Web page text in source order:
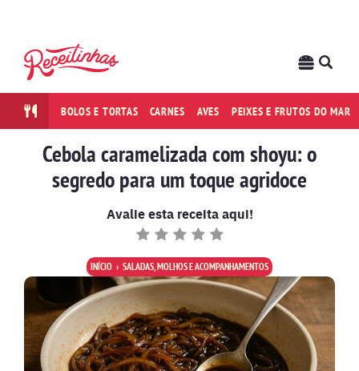
BOLOS E TORTAS CARNES AVES PEIXES E FRUTOS DO MAR
Cebola caramelizada com shoyu: o
segredo para um toque agridoce
Avalie esta receita aqui!
INÍCIO SALADAS, MOLHOS E ACOMPANHAMENTOS